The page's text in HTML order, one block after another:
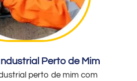
Perto de Mim
perto de mim com